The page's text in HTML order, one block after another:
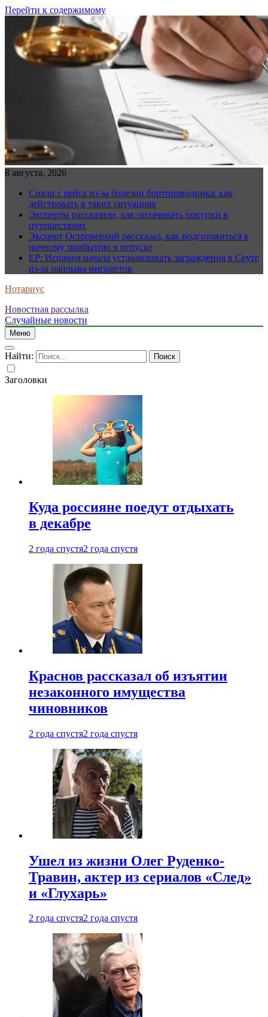
Перейти к содержимому
8 августа, 2026
Сняли с рейса из-за болезни бортпроводника: как
действовать в таких ситуациях
Эксперты рассказали, как оплачивать покупки в
путешествиях
Эксперт Островерхий рассказал, как подготовиться к
ночному прибытию в отпуске
EP: Испания начала устанавливать заграждения в Сеуте
из-за наплыва мигрантов
Нотариус
Новостная рассылка
Случайные новости
Меню
Найти:
Заголовки
Куда россияне поедут отдыхать
в декабре
2 года спустя2 года спустя
Краснов рассказал об изъятии
незаконного имущества
чиновников
2 года спустя2 года спустя
Ушел из жизни Олег Руденко-
Травин, актер из сериалов «След»
и «Глухарь»
2 года спустя2 года спустя